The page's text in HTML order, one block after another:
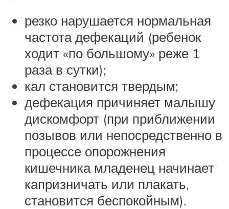
резко нарушается нормальная
частота дефекаций (ребенок
ходит «по большому» реже 1
раза в сутки);
кал становится твердым;
дефекация причиняет малышу
дискомфорт (при приближении
позывов или непосредственно в
процессе опорожнения
кишечника младенец начинает
капризничать или плакать,
становится беспокойным).